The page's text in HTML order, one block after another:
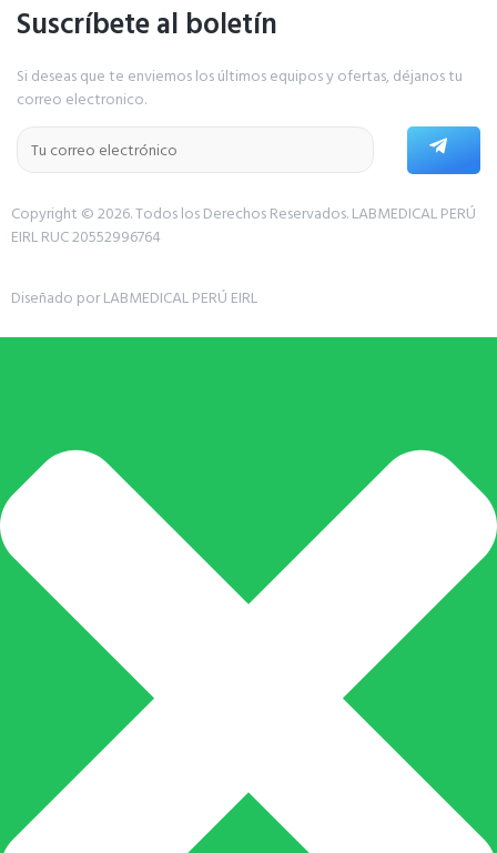
Suscríbete al boletín
Si deseas que te enviemos los últimos equipos y ofertas, déjanos tu
correo electronico.
Copyright © 2026. Todos los Derechos Reservados.LABMEDICAL PERÚ
EIRL RUC 20552996764
Diseñado por LABMEDICAL PERÚ EIRL